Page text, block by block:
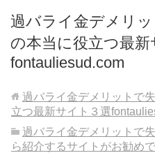
過バライ金デメリ
の本当に役立つ最新
fontauliesud.com
過バライ金デメリットで
立つ最新サイト３選
過バライ金デメリットで
ら紹介するサイトがお勧めで